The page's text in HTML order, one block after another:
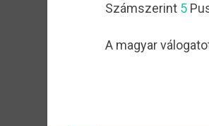
Számszerint 5
A magyar